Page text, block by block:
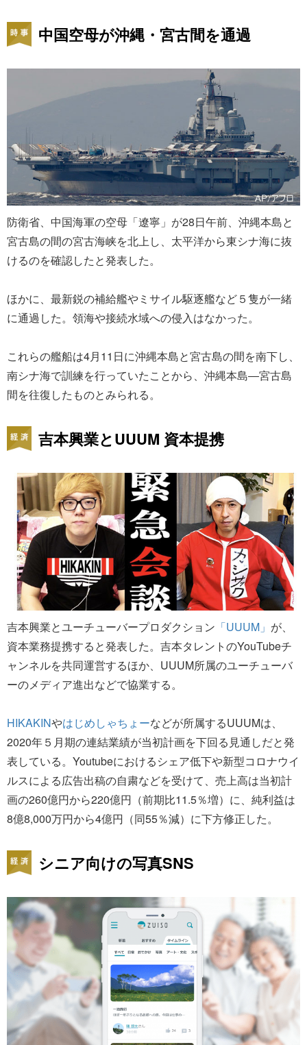
中国空母が沖縄・宮古間を通過
防衛省、中国海軍の空母「遼寧」が28日午前、沖縄本島と
宮古島の間の宮古海峡を北上し、太平洋から東シナ海に抜
けるのを確認したと発表した。
ほかに、最新鋭の補給艦やミサイル駆逐艦など５隻が一緒
に通過した。領海や接続水域への侵入はなかった。
これらの艦船は4月11日に沖縄本島と宮古島の間を南下し、
南シナ海で訓練を行っていたことから、沖縄本島―宮古島
間を往復したものとみられる。
吉本興業とUUUM 資本提携
吉本興業とユーチューバープロダクション 「UUUM」 が、
資本業務提携すると発表した。吉本タレントのYouTubeチ
ャンネルを共同運営するほか、UUUM所属のユーチューバ
ーのメディア進出などで協業する。
HIKAKINやはじめしゃちょーなどが所属するUUUMは、
2020年５月期の連結業績が当初計画を下回る見通しだと発
表している。Youtubeにおけるシェア低下や新型コロナウイ
ルスによる広告出稿の自粛などを受けて、売上高は当初計
画の260億円から220億円（前期比11.5％増）に、純利益は
8億8,000万円から4億円（同55％減）に下方修正した。
シニア向けの写真SNS